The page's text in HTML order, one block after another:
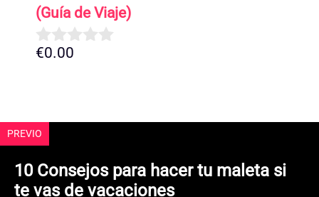
(Guía de Viaje)
0
€0.00
PREVIO
10 Consejos para hacer tu maleta si
te vas de vacaciones